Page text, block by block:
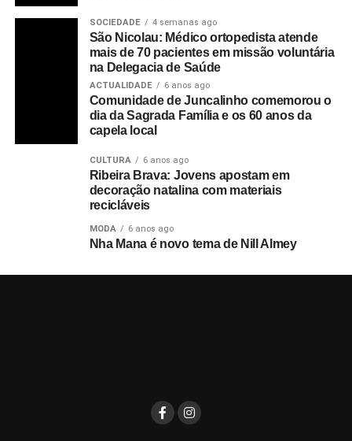
SOCIEDADE 4 semanas ago
São Nicolau: Médico ortopedista atende
mais de 70 pacientes em missão voluntária
na Delegacia de Saúde
ACTUALIDADE 6 anos ago
Comunidade de Juncalinho comemorou o
dia da Sagrada Família e os 60 anos da
capela local
CULTURA 6 anos ago
Ribeira Brava: Jovens apostam em
decoração natalina com materiais
recicláveis
MODA 6 anos ago
Nha Mana é novo tema de Nill Almey